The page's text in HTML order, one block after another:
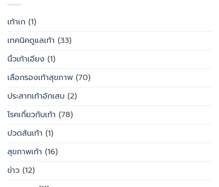
เท้าเก (1)
เทคนิคดูแลเท้า (33)
นิ้วเท้าเอียง (1)
เลือกรองเท้าสุขภาพ (70)
ประสาทเท้าอักเสบ (2)
โรคเกี่ยวกับเท้า (78)
ปวดส้นเท้า (1)
สุขภาพเท้า (16)
ข่าว (12)